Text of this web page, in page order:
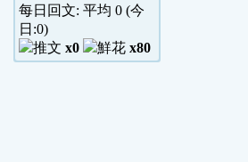
每日回文: 平均 0 (今
日:0)
x0
x80